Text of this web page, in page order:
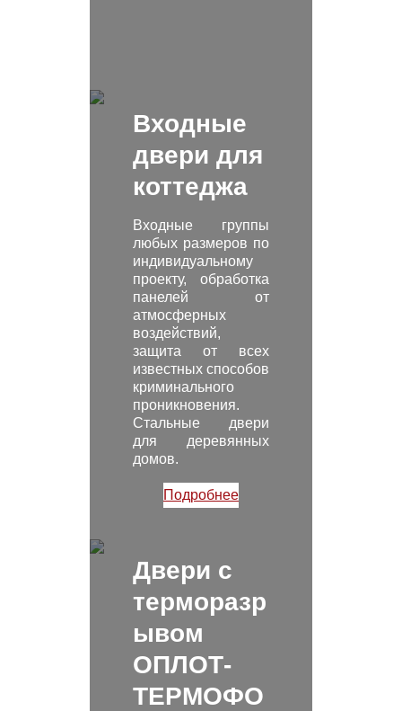
Входные
двери для
коттеджа
Входные группы
любых размеров по
индивидуальному
проекту, обработка
панелей от
атмосферных
воздействий,
защита от всех
известных способов
криминального
проникновения.
Стальные двери
для деревянных
домов.
Подробнее
Двери с
терморазр
ывом
ОПЛОТ-
ТЕРМОФО